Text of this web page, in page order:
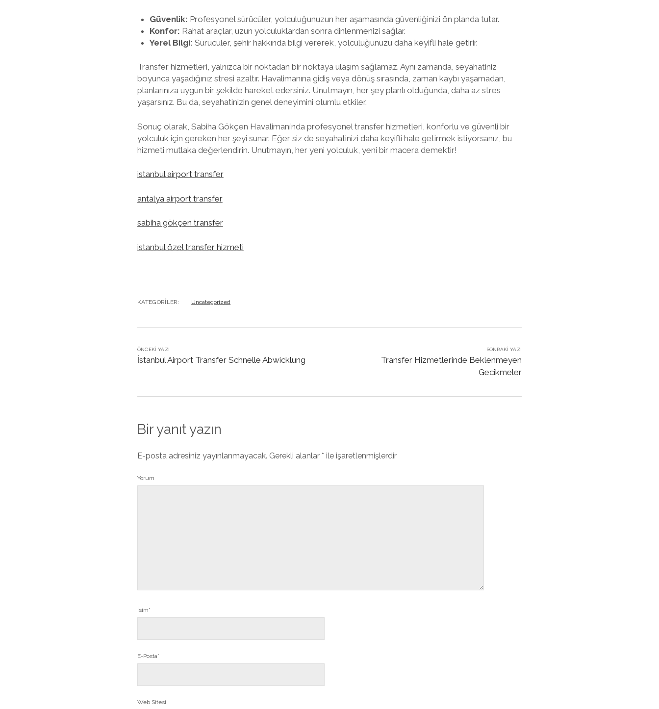
Güvenlik: Profesyonel sürücüler, yolculuğunuzun her aşamasında güvenliğinizi ön planda tutar.
Konfor: Rahat araçlar, uzun yolculuklardan sonra dinlenmenizi sağlar.
Yerel Bilgi: Sürücüler, şehir hakkında bilgi vererek, yolculuğunuzu daha keyifli hale getirir.
Transfer hizmetleri, yalnızca bir noktadan bir noktaya ulaşım sağlamaz. Aynı zamanda, seyahatiniz
boyunca yaşadığınız stresi azaltır. Havalimanına gidiş veya dönüş sırasında, zaman kaybı yaşamadan,
planlarınıza uygun bir şekilde hareket edersiniz. Unutmayın, her şey planlı olduğunda, daha az stres
yaşarsınız. Bu da, seyahatinizin genel deneyimini olumlu etkiler.
Sonuç olarak, Sabiha Gökçen Havalimanı’nda profesyonel transfer hizmetleri, konforlu ve güvenli bir
yolculuk için gereken her şeyi sunar. Eğer siz de seyahatinizi daha keyifli hale getirmek istiyorsanız, bu
hizmeti mutlaka değerlendirin. Unutmayın, her yeni yolculuk, yeni bir macera demektir!
istanbul airport transfer
antalya airport transfer
sabiha gökçen transfer
istanbul özel transfer hizmeti
KATEGORILER: Uncategorized
ÖNCEKI YAZI
İstanbul Airport Transfer Schnelle Abwicklung
SONRAKI YAZI
Transfer Hizmetlerinde Beklenmeyen
Gecikmeler
Bir yanıt yazın
E-posta adresiniz yayınlanmayacak. Gerekli alanlar * ile işaretlenmişlerdir
Yorum
İsim*
E-Posta*
Web Sitesi